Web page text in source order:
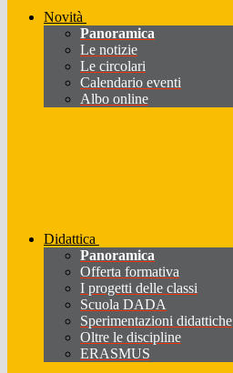
Novità
Panoramica
Le notizie
Le circolari
Calendario eventi
Albo online
Didattica
Panoramica
Offerta formativa
I progetti delle classi
Scuola DADA
Sperimentazioni didattiche
Oltre le discipline
ERASMUS